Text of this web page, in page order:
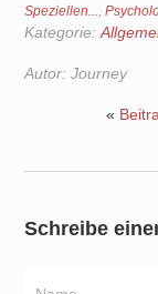
Speziellen...,
Kategorie:
Autor: Journey
«
Schreibe